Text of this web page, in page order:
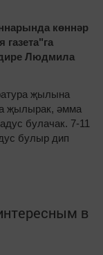
көннәр
Людмила
җылына
җылырак, әмма
булачак. 7-11
булыр дип
в